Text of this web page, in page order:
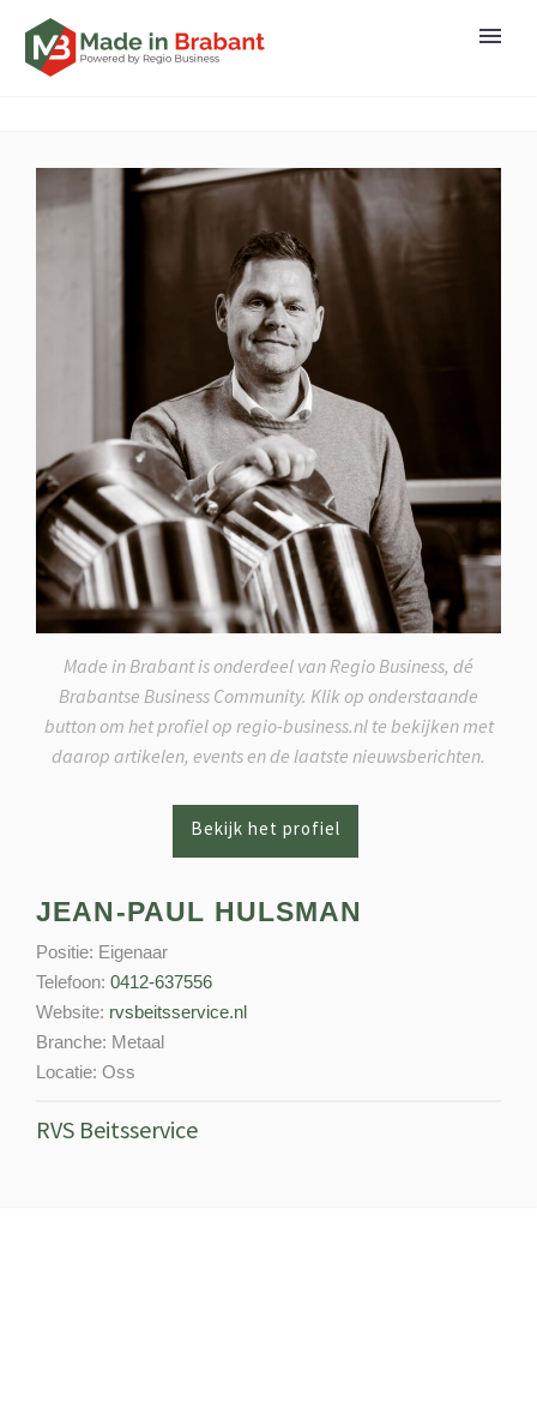
Made in Brabant is onderdeel van Regio Business, dé
Brabantse Business Community. Klik op onderstaande
button om het profiel op regio-business.nl te bekijken met
daarop artikelen, events en de laatste nieuwsberichten.
JEAN-PAUL HULSMAN
Positie: Eigenaar
Telefoon: 0412-637556
Website: rvsbeitsservice.nl
Branche: Metaal
Locatie: Oss
RVS Beitsservice